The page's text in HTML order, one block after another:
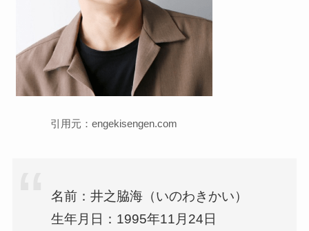
引用元：engekisengen.com
名前：井之脇海（いのわきかい）
生年月日：1995年11月24日